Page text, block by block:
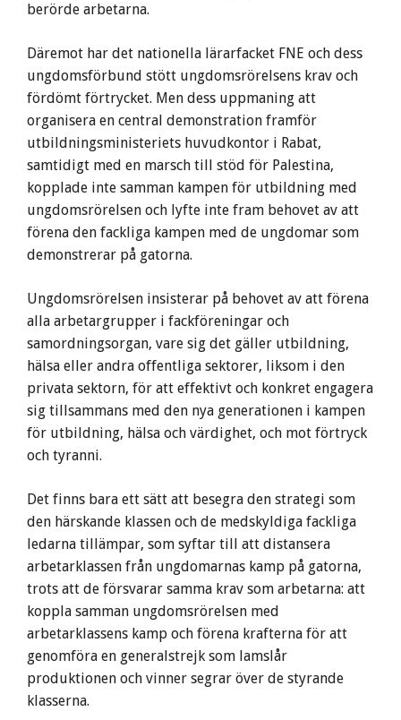
berörde arbetarna.
Däremot har det nationella lärarfacket FNE och dess
ungdomsförbund stött ungdomsrörelsens krav och
fördömt förtrycket. Men dess uppmaning att
organisera en central demonstration framför
utbildningsministeriets huvudkontor i Rabat,
samtidigt med en marsch till stöd för Palestina,
kopplade inte samman kampen för utbildning med
ungdomsrörelsen och lyfte inte fram behovet av att
förena den fackliga kampen med de ungdomar som
demonstrerar på gatorna.
Ungdomsrörelsen insisterar på behovet av att förena
alla arbetargrupper i fackföreningar och
samordningsorgan, vare sig det gäller utbildning,
hälsa eller andra offentliga sektorer, liksom i den
privata sektorn, för att effektivt och konkret engagera
sig tillsammans med den nya generationen i kampen
för utbildning, hälsa och värdighet, och mot förtryck
och tyranni.
Det finns bara ett sätt att besegra den strategi som
den härskande klassen och de medskyldiga fackliga
ledarna tillämpar, som syftar till att distansera
arbetarklassen från ungdomarnas kamp på gatorna,
trots att de försvarar samma krav som arbetarna: att
koppla samman ungdomsrörelsen med
arbetarklassens kamp och förena krafterna för att
genomföra en generalstrejk som lamslår
produktionen och vinner segrar över de styrande
klasserna.